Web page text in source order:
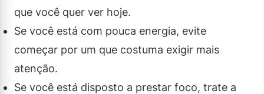
que você quer ver hoje.
Se você está com pouca energia, evite
começar por um que costuma exigir mais
atenção.
Se você está disposto a prestar foco, trate a